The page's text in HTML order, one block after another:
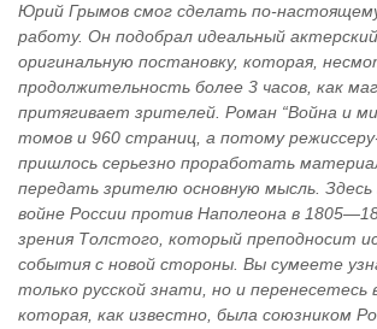
Юрий Грымов смог сделать по-
работу. Он подобрал идеальный
оригинальную постановку, которая,
продолжительность более 3 часов, как
притягивает зрителей. Роман “Война и
томов и 960 страниц, а потому
пришлось серьезно проработать
передать зрителю основную мысль.
войне России против Наполеона в
зрения Толстого, который преподносит
события с новой стороны. Вы сумеете
только русской знати, но и перенесетесь
которая, как известно, была союзником